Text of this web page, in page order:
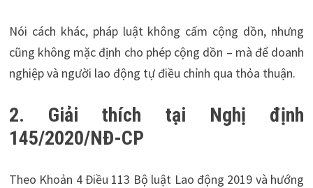
Nói cách khác, pháp luật không cấm cộng dồn, nhưng
cũng không mặc định cho phép cộng dồn – mà để doanh
nghiệp và người lao động tự điều chỉnh qua thỏa thuận.
2. Giải thích tại Nghị định
145/2020/NĐ-CP
Theo Khoản 4 Điều 113 Bộ luật Lao động 2019 và hướng